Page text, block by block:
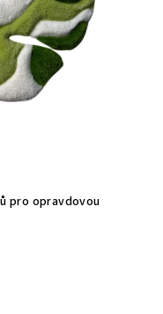
pro opravdovou